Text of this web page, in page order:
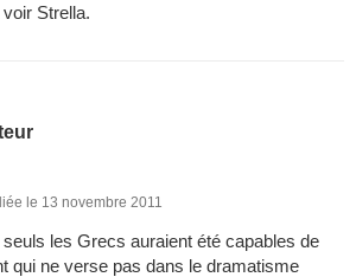
Strella.
le 13 novembre 2011
les Grecs auraient été capables de
qui ne verse pas dans le dramatisme